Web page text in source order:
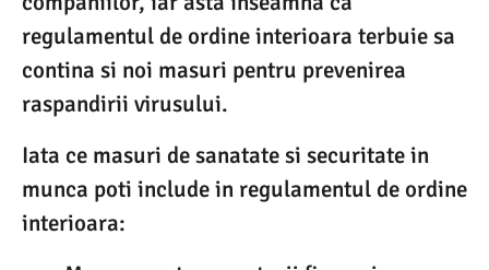
regulamentul de ordine interioara terbuie sa
contina si noi masuri pentru prevenirea
raspandirii virusului.
Iata ce masuri de sanatate si securitate in
munca poti include in regulamentul de ordine
interioara: